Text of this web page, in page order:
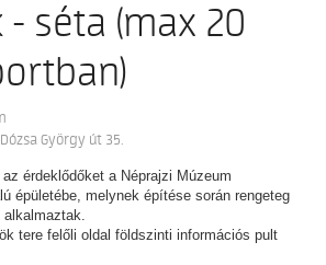
séta (max 20
György út 35.
érdeklődőket a Néprajzi Múzeum
épületébe, melynek építése során rengeteg
alkalmaztak.
tere felőli oldal földszinti információs pult